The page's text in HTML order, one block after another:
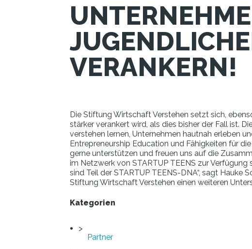
VERANKERN!
Die Stiftung Wirtschaft Verstehen setzt sich,
stärker verankert wird, als dies bisher der Fall ist.
verstehen lernen, Unternehmen hautnah erleben
Entrepreneurship Education und Fähigkeiten für
gerne unterstützen und freuen uns auf die
im Netzwerk von STARTUP TEENS zur
sind Teil der STARTUP TEENS-DNA“, sagt
Stiftung Wirtschaft Verstehen einen weiteren
Kategorien
Partner